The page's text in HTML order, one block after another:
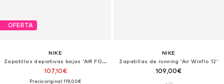
OFERTA
NIKE
Zapatillas deportivas bajas 'AIR FORCE 1 07'
107,10€
Precio original: 119,00€
NIKE
Zapatillas de running 'Air Winflo 12'
109,00€